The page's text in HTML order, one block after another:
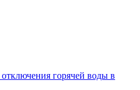
горячей воды в